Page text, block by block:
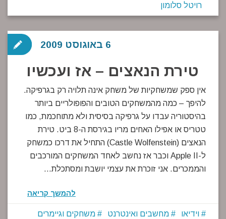
רויטל סלומון
טירת הנאצים – אז ועכשיו
אין ספק שמשחקיות של משחק אינה תלויה רק בגרפיקה.
להיפך – כמה מהמשחקים הטובים והפופולריים ביותר
בהיסטוריה עבדו על גרפיקה בסיסית ולא מתוחכמת, כמו
טטריס או אפילו האחים מריו בגירסת ה-8 ביט. טירת
הנאצים (Castle Wolfenstein) התחיל את דרכו כמשחק
ל-Apple II וכבר אז נחשב לאחד המשחקים המורכבים
והממכרים. אני זוכרת את עצמי יושבת ומסתכלת…
להמשך קריאה
6 באוגוסט 2009
וידיאו מחשבים ואינטרנט
משחקים וגיימרים